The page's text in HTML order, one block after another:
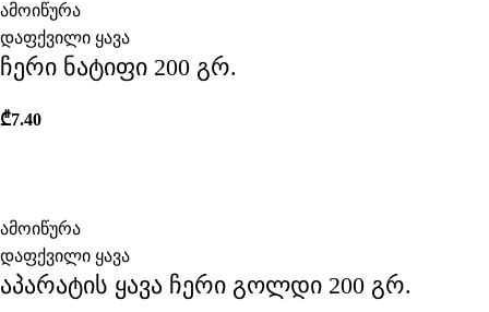
ამოიწურა
დაფქვილი ყავა
ჩერი ნატიფი 200 გრ.
₾7.40
ამოიწურა
დაფქვილი ყავა
აპარატის ყავა ჩერი გოლდი 200 გრ.